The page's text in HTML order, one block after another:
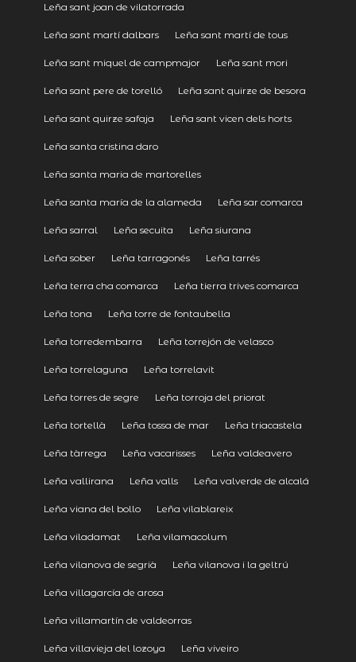
Leña sant joan de vilatorrada
Leña sant martí dalbars Leña sant martí de tous
Leña sant miquel de campmajor Leña sant mori
Leña sant pere de torelló Leña sant quirze de besora
Leña sant quirze safaja Leña sant vicen dels horts
Leña santa cristina daro
Leña santa maria de martorelles
Leña santa maría de la alameda Leña sar comarca
Leña sarral Leña secuita Leña siurana
Leña sober Leña tarragonés Leña tarrés
Leña terra cha comarca Leña tierra trives comarca
Leña tona Leña torre de fontaubella
Leña torredembarra Leña torrejón de velasco
Leña torrelaguna Leña torrelavit
Leña torres de segre Leña torroja del priorat
Leña tortellà Leña tossa de mar Leña triacastela
Leña tàrrega Leña vacarisses Leña valdeavero
Leña vallirana Leña valls Leña valverde de alcalá
Leña viana del bollo Leña vilablareix
Leña viladamat Leña vilamacolum
Leña vilanova de segrià Leña vilanova i la geltrú
Leña villagarcía de arosa
Leña villamartín de valdeorras
Leña villavieja del lozoya Leña viveiro